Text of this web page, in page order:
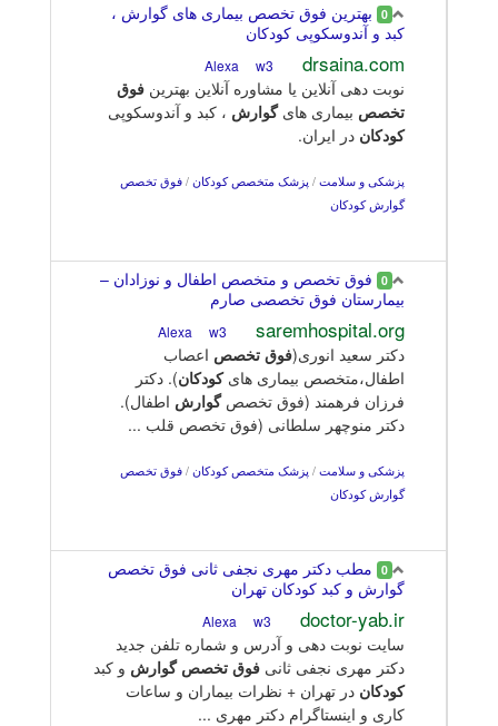
0 بهترین فوق تخصص بیماری های گوارش ،
کبد و آندوسکوپی کودکان
drsaina.com
w3
نوبت دهی آنلاین یا مشاوره آنلاین بهترین فوق
تخصص بیماری هایگوارش ، کبد و آندوسکوپی
کودکان در ایران.
پزشکی و سلامت / پزشک متخصص کودکان / فوق تخصص
گوارش کودکان
0 فوق تخصص و متخصص اطفال و نوزادان –
بیمارستان فوق تخصصی صارم
saremhospital.org
w3
دکتر سعید انوری(فوق تخصص اعصاب
اطفال،متخصص بیماری هایکودکان). دکتر
فرزان فرهمند (فوق تخصصگوارش اطفال).
دکتر منوچهر سلطانی (فوق تخصص قلب ...
پزشکی و سلامت / پزشک متخصص کودکان / فوق تخصص
گوارش کودکان
0 مطب دکتر مهری نجفی ثانی فوق تخصص
گوارش و کبد کودکان تهران
doctor-yab.ir
w3
سایت نوبت دهی و آدرس و شماره تلفن جدید
دکتر مهری نجفی ثانی فوق تخصص گوارش و کبد
کودکان در تهران + نظرات بیماران و ساعات
کاری و اینستاگرام دکتر مهری ...